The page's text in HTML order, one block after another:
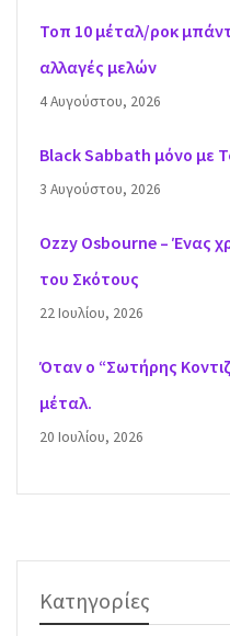
Τοπ 10 μέταλ/ροκ
αλλαγές μελών
4 Αυγούστου, 2026
Black Sabbath μόνο με
3 Αυγούστου, 2026
Ozzy Osbourne – Ένας
του Σκότους
22 Ιουλίου, 2026
Όταν ο “Σωτήρης
μέταλ.
20 Ιουλίου, 2026
Κατηγορίες